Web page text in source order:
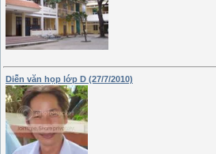
Diễn văn họp lớp D (27/7/2010)